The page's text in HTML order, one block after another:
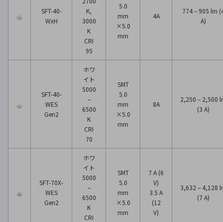
SFT-40-
WxH
K,
3000
K
CRI
95
5.0
mm
×5.0
mm
4A
774 – 905 lm
A)
SFT-40-
WES
Gen2
ホワ
イト
5000
–
6500
K
CRI
70
SMT
5.0
mm
×5.0
mm
8A
2,250 – 2,500
(3 A)
SFT-70X-
WES
Gen2
ホワ
イト
5000
–
6500
K
CRI
SMT
5.0
mm
×5.0
mm
7 A (6
V)
3.5 A
(12
V)
3,632 – 4,128
(7 A)